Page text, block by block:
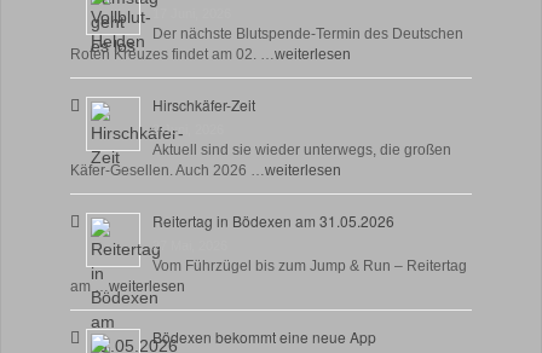
Der nächste Blutspende-Termin des Deutschen
Roten Kreuzes findet am 02. …weiterlesen
Hirschkäfer-Zeit
9 Juni, 2026
Aktuell sind sie wieder unterwegs, die großen
Käfer-Gesellen. Auch 2026 …weiterlesen
Reitertag in Bödexen am 31.05.2026
27 Mai, 2026
Vom Führzügel bis zum Jump & Run – Reitertag
am …weiterlesen
Bödexen bekommt eine neue App